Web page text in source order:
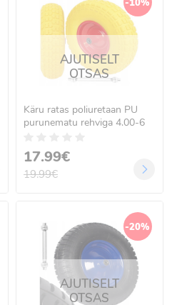
-10%
AJUTISELT
OTSAS
Käru ratas poliuretaan PU
purunematu rehviga 4.00-6
17.99€
19.99€
-20%
AJUTISELT
OTSAS